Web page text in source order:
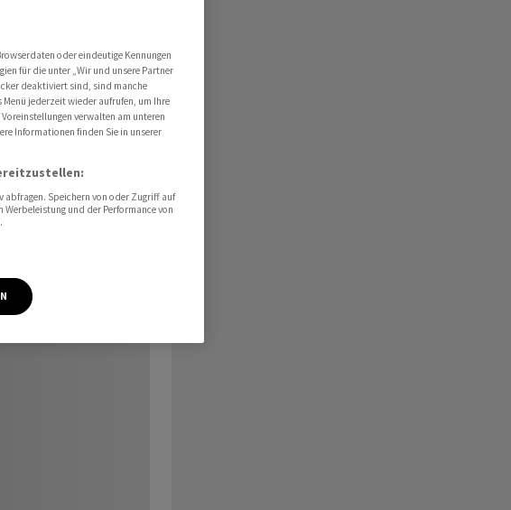
oder eindeutige Kennungen
für die unter „Wir und unsere Partner
deaktiviert sind, sind manche
jederzeit wieder aufrufen, um Ihre
verwalten am unteren
Informationen finden Sie in unserer
Speichern von oder Zugriff auf
und der Performance von